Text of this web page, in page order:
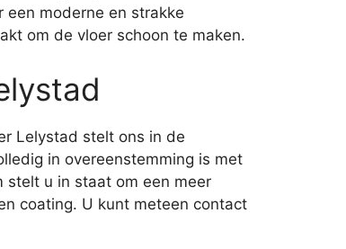
een moderne en strakke
om de vloer schoon te maken.
Lelystad stelt ons in de
in overeenstemming is met
stelt u in staat om een meer
coating. U kunt meteen contact